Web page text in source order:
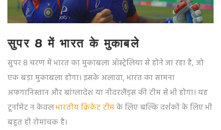
सुपर 8 में भारत के मुकाबले
सुपर 8 चरण में भारत का मुकाबला ऑस्ट्रेलिया से होने जा रहा है, जो
एक बड़ा मुकाबला होगा। इसके अलावा, भारत का सामना
अफगानिस्तान और बांग्लादेश या नीदरलैंड्स की टीम से भी होगा। यह
टूर्नामेंट न केवलभारतीय क्रिकेट टीमके लिए बल्कि दर्शकों के लिए भी
बहुत ही रोमांचक है।